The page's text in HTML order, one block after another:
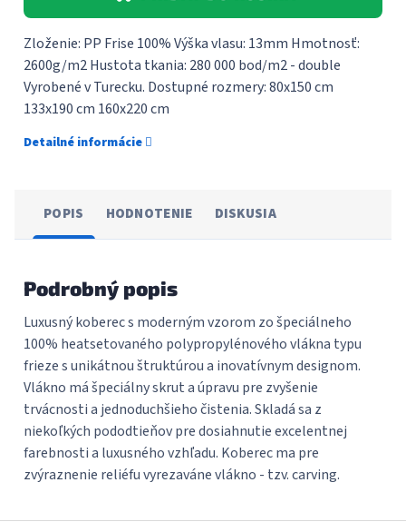
Zloženie: PP Frise 100% Výška vlasu: 13mm Hmotnosť:
2600g/m2 Hustota tkania: 280 000 bod/m2 - double
Vyrobené v Turecku. Dostupné rozmery: 80x150 cm
133x190 cm 160x220 cm
Detailné informácie
POPIS HODNOTENIE DISKUSIA
Podrobný popis
Luxusný koberec s moderným vzorom zo špeciálneho
100% heatsetovaného polypropylénového vlákna typu
frieze s unikátnou štruktúrou a inovatívnym designom.
Vlákno má špeciálny skrut a úpravu pre zvyšenie
trvácnosti a jednoduchšieho čistenia. Skladá sa z
niekoľkých pododtieňov pre dosiahnutie excelentnej
farebnosti a luxusného vzhľadu. Koberec ma pre
zvýraznenie reliéfu vyrezaváne vlákno - tzv. carving.